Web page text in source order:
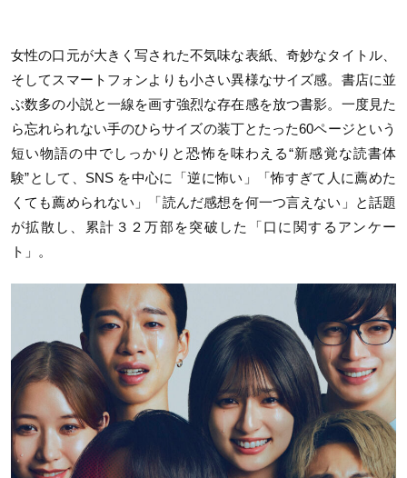
女性の口元が大きく写された不気味な表紙、奇妙なタイトル、
そしてスマートフォンよりも小さい異様なサイズ感。書店に並
ぶ数多の小説と一線を画す強烈な存在感を放つ書影。一度見た
ら忘れられない手のひらサイズの装丁とたった60ページという
短い物語の中でしっかりと恐怖を味わえる“新感覚な読書体
験”として、 SNS を中心に「逆に怖い」「怖すぎて人に薦めた
くても薦められない」「読んだ感想を何一つ言えない」と話題
が拡散し、累計３２万部を突破した「口に関するアンケー
ト」。